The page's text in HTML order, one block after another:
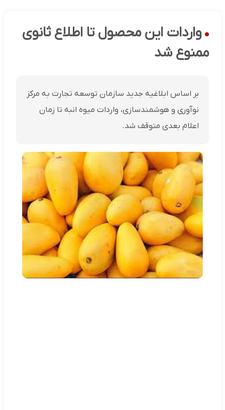
واردات این محصول تا اطلاع ثانوی
ممنوع شد
بر اساس ابلاغیه جدید سازمان توسعه تجارت به مرکز
نوآوری و هوشمندسازی، واردات میوه انبه تا زمان
اعلام بعدی متوقف شد.